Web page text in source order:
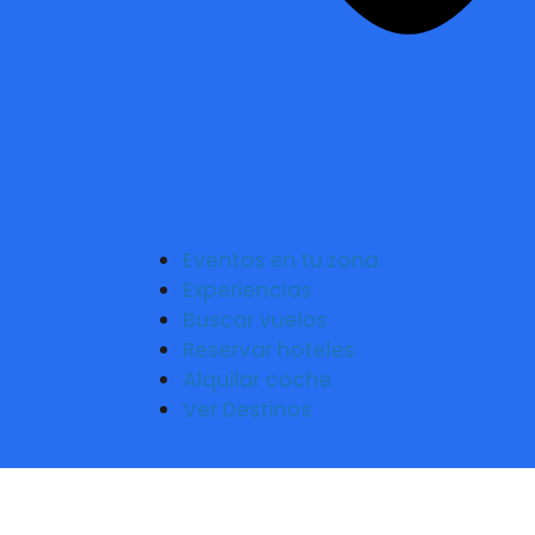
Eventos en tu zona
Experiencias
Buscar vuelos
Reservar hoteles
Alquilar coche
Ver Destinos